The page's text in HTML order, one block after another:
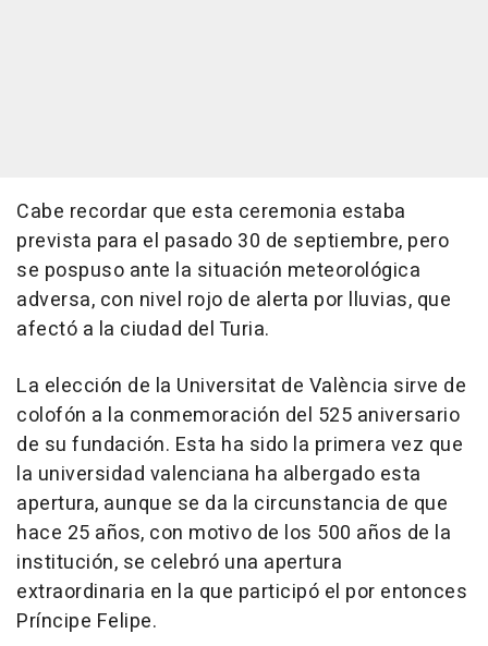
Cabe recordar que esta ceremonia estaba
prevista para el pasado 30 de septiembre, pero
se pospuso ante la situación meteorológica
adversa, con nivel rojo de alerta por lluvias, que
afectó a la ciudad del Turia.
La elección de la Universitat de València sirve de
colofón a la conmemoración del 525 aniversario
de su fundación. Esta ha sido la primera vez que
la universidad valenciana ha albergado esta
apertura, aunque se da la circunstancia de que
hace 25 años, con motivo de los 500 años de la
institución, se celebró una apertura
extraordinaria en la que participó el por entonces
Príncipe Felipe.